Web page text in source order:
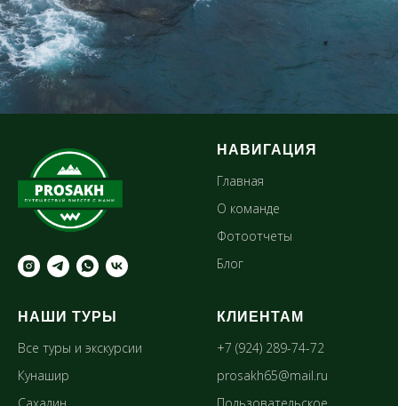
НАВИГАЦИЯ
Главная
О команде
Фотоотчеты
Блог
НАШИ ТУРЫ
Все туры и экскурсии
Кунашир
КЛИЕНТАМ
+7 (924) 289-74-72
prosakh65@mail.ru